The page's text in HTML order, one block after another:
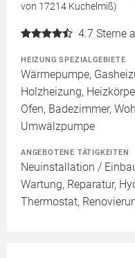
von 17214 Kuchelmiß)
4.7 Sterne
HEIZUNG SPEZIALGEBIETE
Wärmepumpe,
Holzheizung,
Ofen, Badezimmer,
Umwälzpumpe
ANGEBOTENE TÄTIGKEITEN
Neuinstallation /
Wartung, Reparatur,
Thermostat,